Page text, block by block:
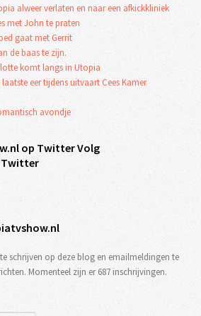
alweer verlaten en naar een afkickkliniek
met John te praten
gaat met Gerrit
de baas te zijn.
komt langs in Utopia
eer tijdens uitvaart Cees Kamer
avondje
Volg
Twitter
schrijven op deze blog en emailmeldingen te
Momenteel zijn er 687 inschrijvingen.